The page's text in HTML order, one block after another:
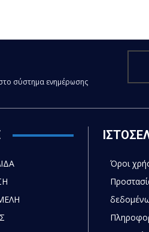
σύστημα ενημέρωσης
Όροι